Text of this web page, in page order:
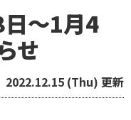
～1月4
せ
2022.12.15 (Thu) 更新